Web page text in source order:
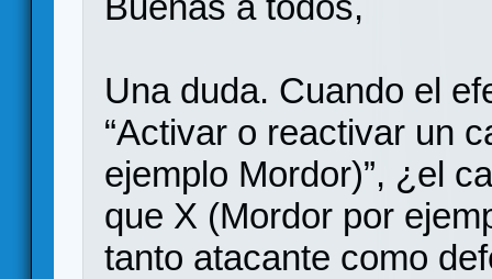
Una duda. Cuando el
“Activar o reactivar un
ejemplo Mordor)”, ¿el
que X (Mordor por
tanto atacante como